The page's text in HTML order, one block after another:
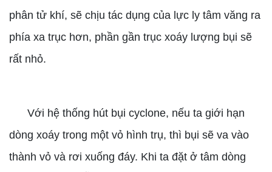
phân tử khí, sẽ chịu tác dụng của lực ly tâm văng ra
phía xa trục hơn, phần gần trục xoáy lượng bụi sẽ
rất nhỏ.
Với hệ thống hút bụi cyclone, nếu ta giới hạn
dòng xoáy trong một vỏ hình trụ, thì bụi sẽ va vào
thành vỏ và rơi xuống đáy. Khi ta đặt ở tâm dòng